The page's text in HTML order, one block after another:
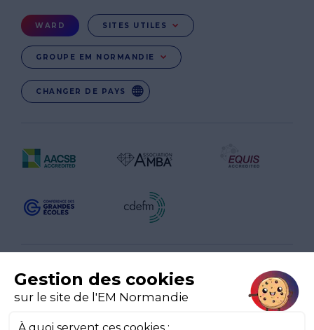
Menu
Ward
WARD SITES UTILES
GROUPE EM NORMANDIE
CHANGER DE PAYS
Réseaux
sociaux